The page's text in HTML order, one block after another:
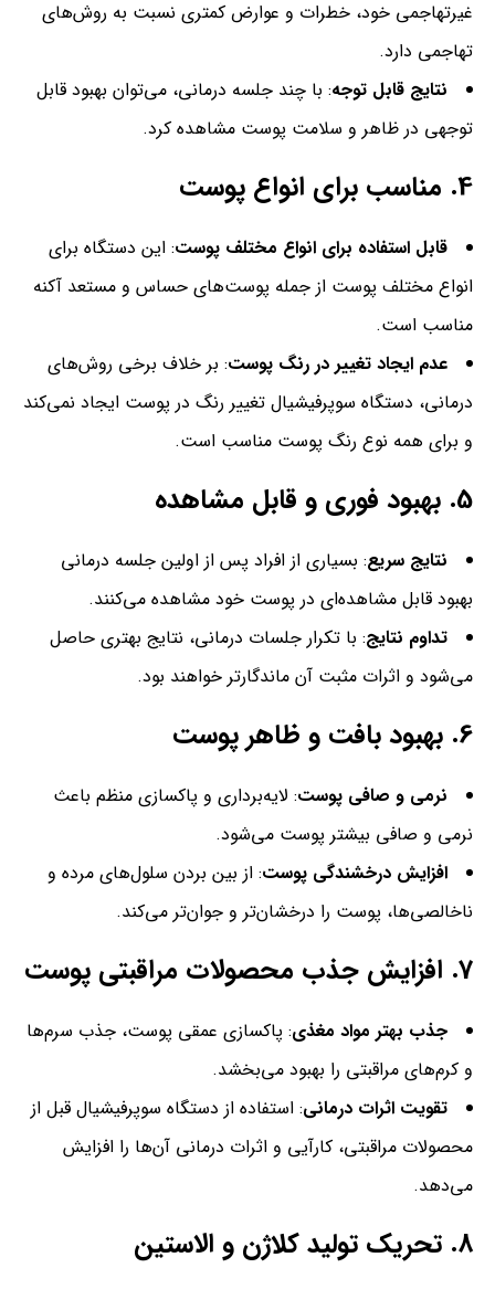
غیرتهاجمی خود، خطرات و عوارض کمتری نسبت به روش‌های
تهاجمی دارد.
نتایج قابل توجه: با چند جلسه درمانی، می‌توان بهبود قابل
توجهی در ظاهر و سلامت پوست مشاهده کرد.
4. مناسب برای انواع پوست
قابل استفاده برای انواع مختلف پوست: این دستگاه برای
انواع مختلف پوست از جمله پوست‌های حساس و مستعد آکنه
مناسب است.
عدم ایجاد تغییر در رنگ پوست: بر خلاف برخی روش‌های
درمانی، دستگاه سوپرفیشیال تغییر رنگ در پوست ایجاد نمی‌کند
و برای همه نوع رنگ پوست مناسب است.
5. بهبود فوری و قابل مشاهده
نتایج سریع: بسیاری از افراد پس از اولین جلسه درمانی
بهبود قابل مشاهده‌ای در پوست خود مشاهده می‌کنند.
تداوم نتایج: با تکرار جلسات درمانی، نتایج بهتری حاصل
می‌شود و اثرات مثبت آن ماندگارتر خواهند بود.
6. بهبود بافت و ظاهر پوست
نرمی و صافی پوست: لایه‌برداری و پاکسازی منظم باعث
نرمی و صافی بیشتر پوست می‌شود.
افزایش درخشندگی پوست: از بین بردن سلول‌های مرده و
ناخالصی‌ها، پوست را درخشان‌تر و جوان‌تر می‌کند.
7. افزایش جذب محصولات مراقبتی پوست
جذب بهتر مواد مغذی: پاکسازی عمقی پوست، جذب سرم‌ها
و کرم‌های مراقبتی را بهبود می‌بخشد.
تقویت اثرات درمانی: استفاده از دستگاه سوپرفیشیال قبل از
محصولات مراقبتی، کارآیی و اثرات درمانی آن‌ها را افزایش
می‌دهد.
8. تحریک تولید کلاژن و الاستین